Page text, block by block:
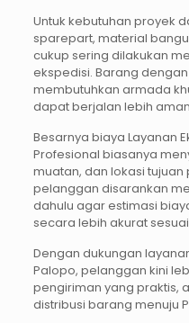
Untuk kebutuhan proyek
sparepart, material
cukup sering dilakukan
ekspedisi. Barang
membutuhkan armada
dapat berjalan lebih
Besarnya biaya Layanan
Profesional biasanya
muatan, dan lokasi tujuan
pelanggan disarankan
dahulu agar estimasi
secara lebih akurat
Dengan dukungan
Palopo, pelanggan kini
pengiriman yang praktis,
distribusi barang menuju